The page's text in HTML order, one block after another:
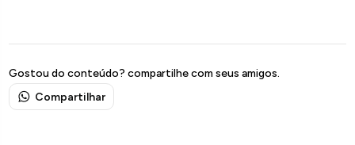
Gostou do conteúdo? compartilhe com seus amigos.
Compartilhar